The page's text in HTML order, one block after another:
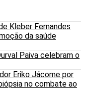
Kleber Fernandes
da saúde
Paiva celebram o
Eriko Jácome por
no combate ao